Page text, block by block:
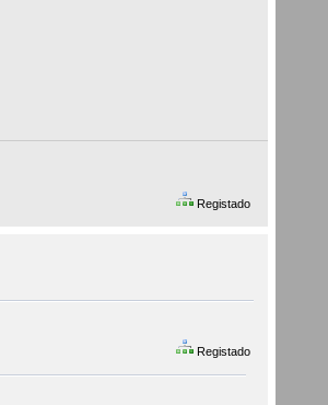
Registado
Registado